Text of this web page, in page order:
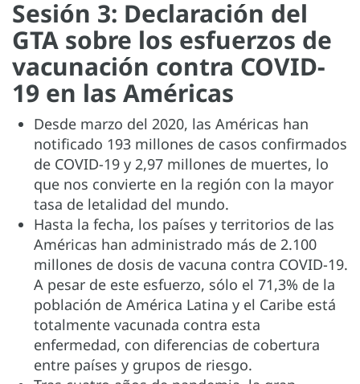
Sesión 3: Declaración del
GTA sobre los esfuerzos de
vacunación contra COVID-
19 en las Américas
Desde marzo del 2020, las Américas han
notificado 193 millones de casos confirmados
de COVID-19 y 2,97 millones de muertes, lo
que nos convierte en la región con la mayor
tasa de letalidad del mundo.
Hasta la fecha, los países y territorios de las
Américas han administrado más de 2.100
millones de dosis de vacuna contra COVID-19.
A pesar de este esfuerzo, sólo el 71,3% de la
población de América Latina y el Caribe está
totalmente vacunada contra esta
enfermedad, con diferencias de cobertura
entre países y grupos de riesgo.